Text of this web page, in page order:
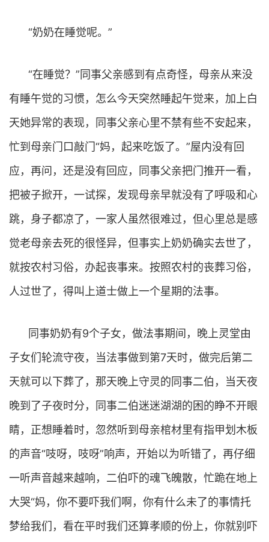
“奶奶在睡觉呢。”
“在睡觉？”同事父亲感到有点奇怪，母亲从来没
有睡午觉的习惯，怎么今天突然睡起午觉来，加上白
天她异常的表现，同事父亲心里不禁有些不安起来，
忙到母亲门口敲门“妈，起来吃饭了。”屋内没有回
应，再问，还是没有回应，同事父亲把门推开一看，
把被子掀开，一试探，发现母亲早就没有了呼吸和心
跳，身子都凉了，一家人虽然很难过，但心里总是感
觉老母亲去死的很怪异，但事实上奶奶确实去世了，
就按农村习俗，办起丧事来。按照农村的丧葬习俗，
人过世了，得叫上道士做上一个星期的法事。
同事奶奶有9个子女，做法事期间，晚上灵堂由
子女们轮流守夜，当法事做到第7天时，做完后第二
天就可以下葬了，那天晚上守灵的同事二伯，当天夜
晚到了子夜时分，同事二伯迷迷湖湖的困的睁不开眼
睛，正想睡着时，忽然听到母亲棺材里有指甲划木板
的声音“吱呀，吱呀”响声，开始以为听错了，再仔细
一听声音越来越响，二伯吓的魂飞魄散，忙跪在地上
大哭“妈，你不要吓我们啊，你有什么未了的事情托
梦给我们，看在平时我们还算孝顺的份上，你就别吓